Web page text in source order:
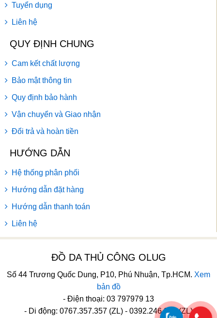
Tuyển dụng
Liên hệ
QUY ĐỊNH CHUNG
Cam kết chất lượng
Bảo mật thông tin
Quy định bảo hành
Vận chuyển và Giao nhận
Đổi trả và hoàn tiền
HƯỚNG DẪN
Hệ thống phân phối
Hướng dẫn đặt hàng
Hướng dẫn thanh toán
Liên hệ
ĐỒ DA THỦ CÔNG OLUG
Số 44 Trương Quốc Dung, P10, Phú Nhuận, Tp.HCM. Xem
bản đồ
- Điện thoại: 03 797979 13
- Di động: 0767.357.357 (ZL) - 0392.246.246 (ZL)